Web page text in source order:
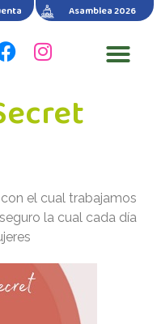
Asamblea 2026
el cual trabajamos
la cual cada día